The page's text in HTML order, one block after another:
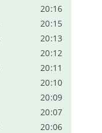
20:16
20:15
20:13
20:12
20:11
20:10
20:09
20:07
20:06